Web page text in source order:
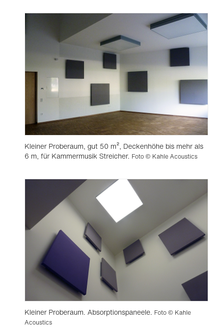
Kleiner Proberaum, gut 50 m², Deckenhöhe bis mehr als
6 m, für Kammermusik Streicher. Foto © Kahle Acoustics
Kleiner Proberaum. Absorptionspaneele. Foto © Kahle
Acoustics